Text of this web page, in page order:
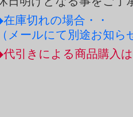
在庫切れの場合・・
（メールにて別途お知
代引きによる商品購入